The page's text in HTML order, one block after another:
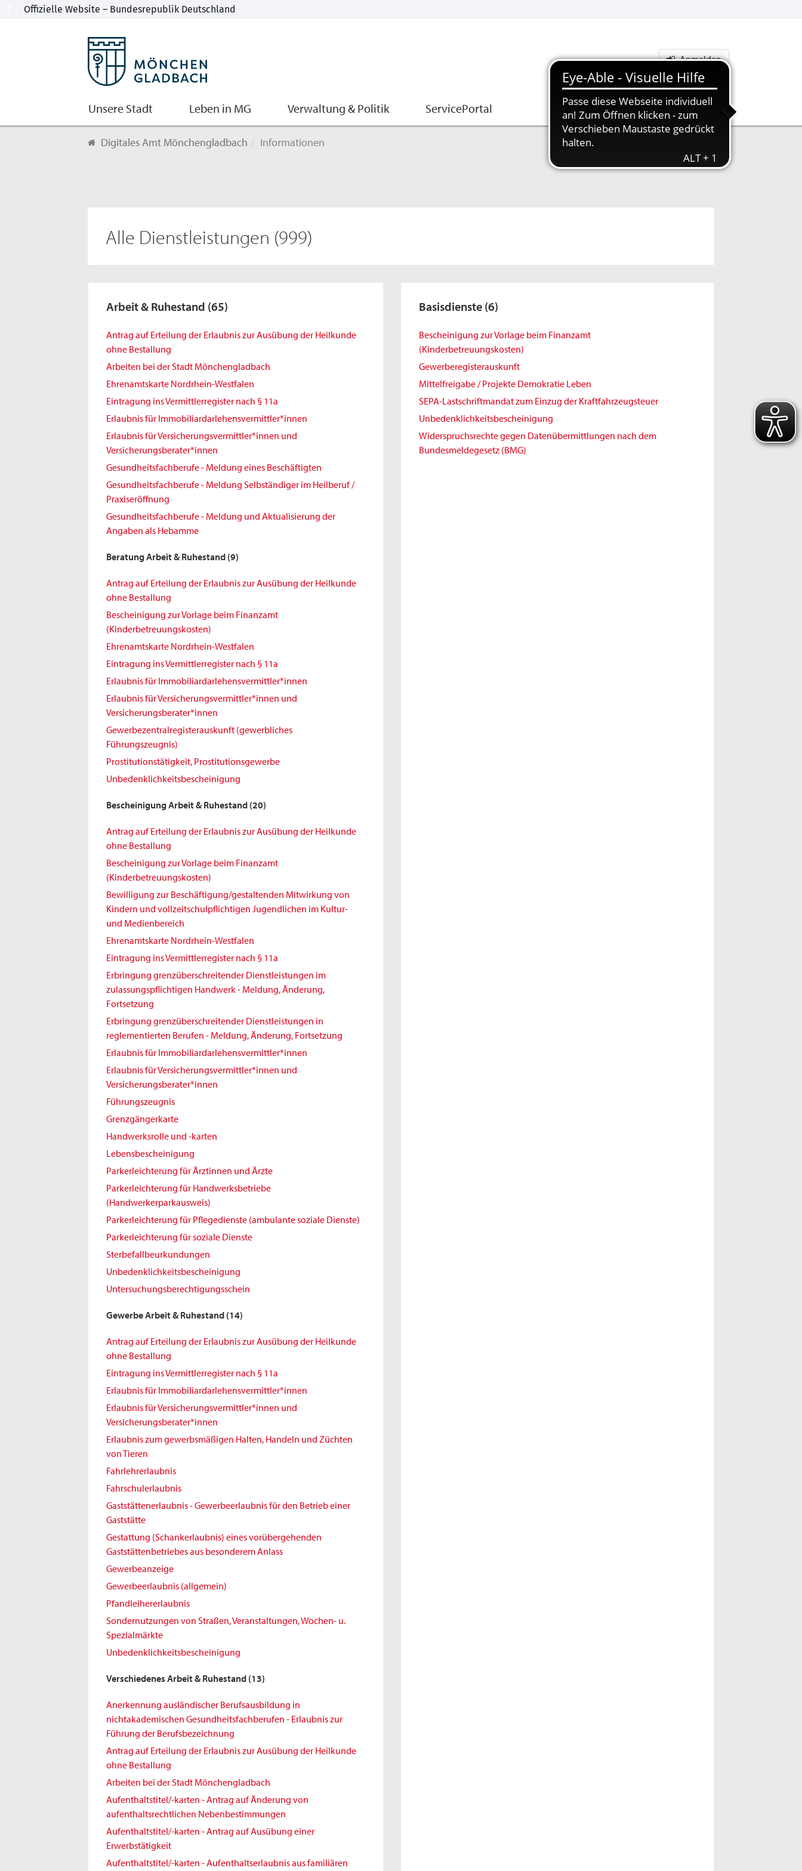
Anmelden
Unsere Stadt Leben in MG Verwaltung & Politik ServicePortal
Digitales Amt Mönchengladbach Informationen
Alle Dienstleistungen (999)
Arbeit & Ruhestand (65)
Antrag auf Erteilung der Erlaubnis zur Ausübung der Heilkunde
ohne Bestallung
Arbeiten bei der Stadt Mönchengladbach
Ehrenamtskarte Nordrhein-Westfalen
Eintragung ins Vermittlerregister nach § 11a
Erlaubnis für Immobiliardarlehensvermittler*innen
Erlaubnis für Versicherungsvermittler*innen und
Versicherungsberater*innen
Gesundheitsfachberufe - Meldung eines Beschäftigten
Gesundheitsfachberufe - Meldung Selbständiger im Heilberuf /
Praxiseröffnung
Gesundheitsfachberufe - Meldung und Aktualisierung der
Angaben als Hebamme
Beratung Arbeit & Ruhestand (9)
Antrag auf Erteilung der Erlaubnis zur Ausübung der Heilkunde
ohne Bestallung
Bescheinigung zur Vorlage beim Finanzamt
(Kinderbetreuungskosten)
Ehrenamtskarte Nordrhein-Westfalen
Eintragung ins Vermittlerregister nach § 11a
Erlaubnis für Immobiliardarlehensvermittler*innen
Erlaubnis für Versicherungsvermittler*innen und
Versicherungsberater*innen
Gewerbezentralregisterauskunft (gewerbliches
Führungszeugnis)
Prostitutionstätigkeit, Prostitutionsgewerbe
Unbedenklichkeitsbescheinigung
Bescheinigung Arbeit & Ruhestand (20)
Antrag auf Erteilung der Erlaubnis zur Ausübung der Heilkunde
ohne Bestallung
Bescheinigung zur Vorlage beim Finanzamt
(Kinderbetreuungskosten)
Bewilligung zur Beschäftigung/gestaltenden Mitwirkung von
Kindern und vollzeitschulpflichtigen Jugendlichen im Kultur-
und Medienbereich
Ehrenamtskarte Nordrhein-Westfalen
Eintragung ins Vermittlerregister nach § 11a
Erbringung grenzüberschreitender Dienstleistungen im
zulassungspflichtigen Handwerk - Meldung, Änderung,
Fortsetzung
Erbringung grenzüberschreitender Dienstleistungen in
reglementierten Berufen - Meldung, Änderung, Fortsetzung
Erlaubnis für Immobiliardarlehensvermittler*innen
Erlaubnis für Versicherungsvermittler*innen und
Versicherungsberater*innen
Führungszeugnis
Grenzgängerkarte
Handwerksrolle und -karten
Lebensbescheinigung
Parkerleichterung für Ärztinnen und Ärzte
Parkerleichterung für Handwerksbetriebe
(Handwerkerparkausweis)
Parkerleichterung für Pflegedienste (ambulante soziale Dienste)
Parkerleichterung für soziale Dienste
Sterbefallbeurkundungen
Unbedenklichkeitsbescheinigung
Untersuchungsberechtigungsschein
Gewerbe Arbeit & Ruhestand (14)
Antrag auf Erteilung der Erlaubnis zur Ausübung der Heilkunde
ohne Bestallung
Eintragung ins Vermittlerregister nach § 11a
Erlaubnis für Immobiliardarlehensvermittler*innen
Erlaubnis für Versicherungsvermittler*innen und
Versicherungsberater*innen
Erlaubnis zum gewerbsmäßigen Halten, Handeln und Züchten
von Tieren
Fahrlehrerlaubnis
Fahrschulerlaubnis
Gaststättenerlaubnis - Gewerbeerlaubnis für den Betrieb einer
Gaststätte
Gestattung (Schankerlaubnis) eines vorübergehenden
Gaststättenbetriebes aus besonderem Anlass
Gewerbeanzeige
Gewerbeerlaubnis (allgemein)
Pfandleihererlaubnis
Sondernutzungen von Straßen, Veranstaltungen, Wochen- u.
Spezialmärkte
Unbedenklichkeitsbescheinigung
Verschiedenes Arbeit & Ruhestand (13)
Anerkennung ausländischer Berufsausbildung in
nichtakademischen Gesundheitsfachberufen - Erlaubnis zur
Führung der Berufsbezeichnung
Antrag auf Erteilung der Erlaubnis zur Ausübung der Heilkunde
ohne Bestallung
Arbeiten bei der Stadt Mönchengladbach
Aufenthaltstitel/-karten - Antrag auf Änderung von
aufenthaltsrechtlichen Nebenbestimmungen
Aufenthaltstitel/-karten - Antrag auf Ausübung einer
Erwerbstätigkeit
Aufenthaltstitel/-karten - Aufenthaltserlaubnis aus familiären
Basisdienste (6)
Bescheinigung zur Vorlage beim Finanzamt
(Kinderbetreuungskosten)
Gewerberegisterauskunft
Mittelfreigabe / Projekte Demokratie Leben
SEPA-Lastschriftmandat zum Einzug der Kraftfahrzeugsteuer
Unbedenklichkeitsbescheinigung
Widerspruchsrechte gegen Datenübermittlungen nach dem
Bundesmeldegesetz (BMG)